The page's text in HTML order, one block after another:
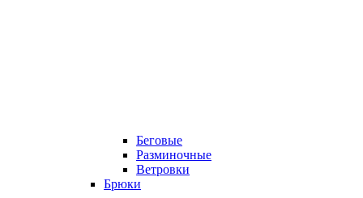
Беговые
Разминочные
Ветровки
Брюки